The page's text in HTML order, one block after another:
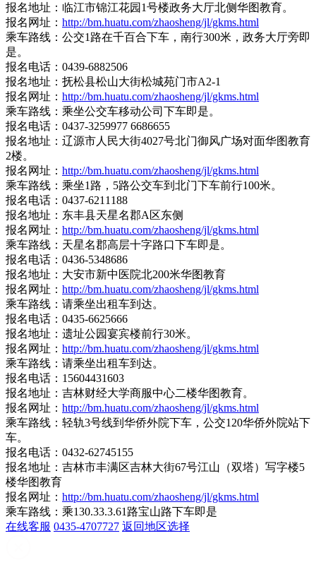
报名地址：临江市锦江花园1号楼政务大厅北侧华图教育。
报名网址： http://bm.huatu.com/zhaosheng/jl/gkms.html
乘车路线：公交1路在千百合下车，南行300米，政务大厅旁即
是。
报名电话：0439-6882506
报名地址：抚松县松山大街松城苑门市A2-1
报名网址： http://bm.huatu.com/zhaosheng/jl/gkms.html
乘车路线：乘坐公交车移动公司下车即是。
报名电话：0437-3259977 6686655
报名地址：辽源市人民大街4027号北门御风广场对面华图教育
2楼。
报名网址： http://bm.huatu.com/zhaosheng/jl/gkms.html
乘车路线：乘坐1路，5路公交车到北门下车前行100米。
报名电话：0437-6211188
报名地址：东丰县天星名郡A区东侧
报名网址： http://bm.huatu.com/zhaosheng/jl/gkms.html
乘车路线：天星名郡高层十字路口下车即是。
报名电话：0436-5348686
报名地址：大安市新中医院北200米华图教育
报名网址： http://bm.huatu.com/zhaosheng/jl/gkms.html
乘车路线：请乘坐出租车到达。
报名电话：0435-6625666
报名地址：遗址公园宴宾楼前行30米。
报名网址： http://bm.huatu.com/zhaosheng/jl/gkms.html
乘车路线：请乘坐出租车到达。
报名电话：15604431603
报名地址：吉林财经大学商服中心二楼华图教育。
报名网址： http://bm.huatu.com/zhaosheng/jl/gkms.html
乘车路线：轻轨3号线到华侨外院下车，公交120华侨外院站下
车。
报名电话：0432-62745155
报名地址：吉林市丰满区吉林大街67号江山（双塔）写字楼5
楼华图教育
报名网址： http://bm.huatu.com/zhaosheng/jl/gkms.html
乘车路线：乘130.33.3.61路宝山路下车即是
在线客服 0435-4707727 返回地区选择